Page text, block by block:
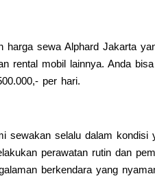
harga sewa Alphard Jakarta
rental mobil lainnya. Anda
per hari.
sewakan selalu dalam kondisi
perawatan rutin dan
berkendara yang